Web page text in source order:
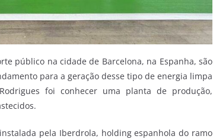
público na cidade de Barcelona, na Espanha, são
para a geração desse tipo de energia limpa
foi conhecer uma planta de produção,
pela Iberdrola, holding espanhola do ramo